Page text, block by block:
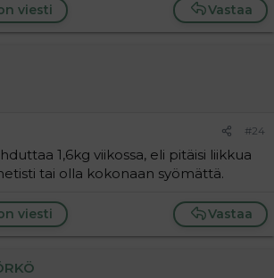
Vastaa
viesti
#24
1,6kg viikossa, eli pitäisi liikkua
tai olla kokonaan syömättä.
Vastaa
viesti